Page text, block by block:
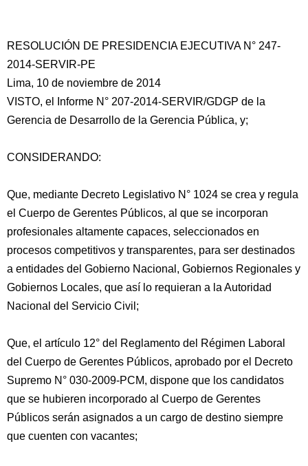
RESOLUCIÓN DE PRESIDENCIA EJECUTIVA N° 247-
2014-SERVIR-PE
Lima, 10 de noviembre de 2014
VISTO, el Informe N° 207-2014-SERVIR/GDGP de la
Gerencia de Desarrollo de la Gerencia Pública, y;
CONSIDERANDO:
Que, mediante Decreto Legislativo N° 1024 se crea y regula
el Cuerpo de Gerentes Públicos, al que se incorporan
profesionales altamente capaces, seleccionados en
procesos competitivos y transparentes, para ser destinados
a entidades del Gobierno Nacional, Gobiernos Regionales y
Gobiernos Locales, que así lo requieran a la Autoridad
Nacional del Servicio Civil;
Que, el artículo 12° del Reglamento del Régimen Laboral
del Cuerpo de Gerentes Públicos, aprobado por el Decreto
Supremo N° 030-2009-PCM, dispone que los candidatos
que se hubieren incorporado al Cuerpo de Gerentes
Públicos serán asignados a un cargo de destino siempre
que cuenten con vacantes;